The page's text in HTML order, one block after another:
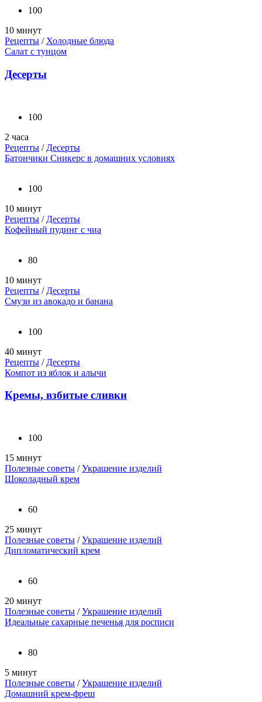
100
10 минут
Рецепты / Холодные блюда
Салат с тунцом
Десерты
100
2 часа
Рецепты / Десерты
Батончики Сникерс в домашних условиях
100
10 минут
Рецепты / Десерты
Кофейный пудинг с чиа
80
10 минут
Рецепты / Десерты
Смузи из авокадо и банана
100
40 минут
Рецепты / Десерты
Компот из яблок и алычи
Кремы, взбитые сливки
100
15 минут
Полезные советы /Украшение изделий
Шоколадный крем
60
25 минут
Полезные советы /Украшение изделий
Дипломатический крем
60
20 минут
Полезные советы /Украшение изделий
Идеальные сахарные печенья для росписи
80
5 минут
Полезные советы /Украшение изделий
Домашний крем-фреш